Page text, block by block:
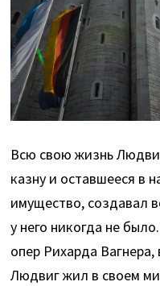
Всю свою жизнь
казну и оставшееся в
имущество, создавал
у него никогда не
опер Рихарда Вагнера,
Людвиг жил в своем